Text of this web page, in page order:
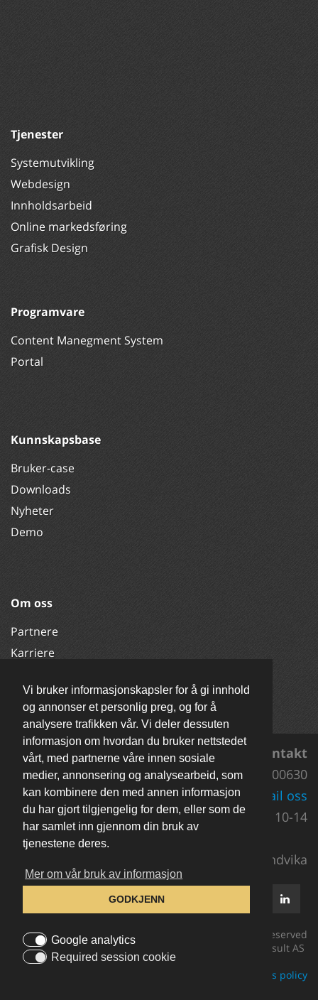
Vi bruker informasjonskapsler for å gi innhold
og annonser et personlig preg, og for å
analysere trafikken vår. Vi deler dessuten
informasjon om hvordan du bruker nettstedet
vårt, med partnerne våre innen sosiale
medier, annonsering og analysearbeid, som
kan kombinere den med annen informasjon
du har gjort tilgjengelig for dem, eller som de
har samlet inn gjennom din bruk av
tjenestene deres.
Mer om vår bruk av informasjon
GODKJENN
Google analytics
Required session cookie
Tjenester
Systemutvikling
Webdesign
Innholdsarbeid
Online markedsføring
Grafisk Design
Programvare
Content Manegment System
Portal
Kunnskapsbase
Bruker-case
Downloads
Nyheter
Demo
Om oss
Partnere
Karriere
FAQ
Kontakt oss
Kontakt
Support 92200630
E-mail oss
Man-Fre 10-14
Netconsult AS, PB 52, 1300 Sandvika
All rights reserved
@2002-2026 Netconsult AS
Cookies policy